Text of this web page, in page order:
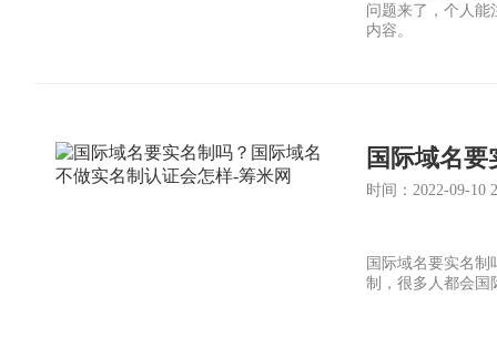
问题来了，个人能
内容。
时间：2022-09-10
国际域名要实名
制，很多人都会国